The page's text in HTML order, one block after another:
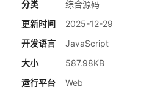
分类
综合源码
更新时间
2025-12-29
开发语言
JavaScript
大小
587.98KB
运行平台
Web